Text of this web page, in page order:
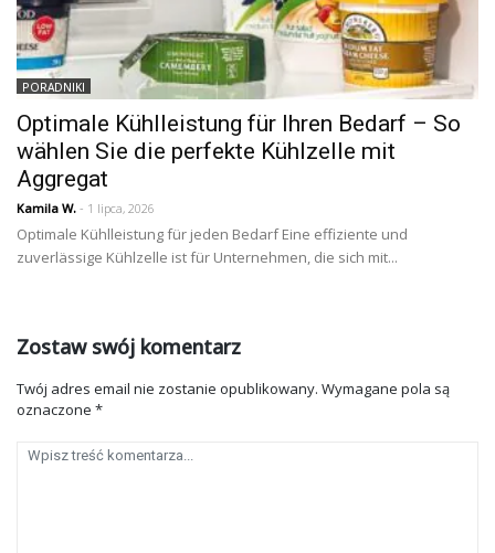
PORADNIKI
Optimale Kühlleistung für Ihren Bedarf – So
wählen Sie die perfekte Kühlzelle mit
Aggregat
Kamila W. - 1 lipca, 2026
Optimale Kühlleistung für jeden Bedarf Eine effiziente und
zuverlässige Kühlzelle ist für Unternehmen, die sich mit...
Zostaw swój komentarz
Twój adres email nie zostanie opublikowany. Wymagane pola są
oznaczone *